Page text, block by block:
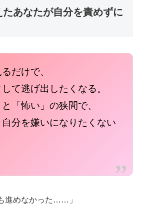
たあなたが自分を責めずに
だけで、
て逃げ出したくなる。
「怖い」の狭間で、
分を嫌いになりたくない
進めなかった……」